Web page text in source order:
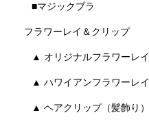
■マジックブラ
フラワーレイ＆クリップ
▲ オリジナルフラワーレイ
▲ ハワイアンフラワーレイ
▲ ヘアクリップ（髪飾り）